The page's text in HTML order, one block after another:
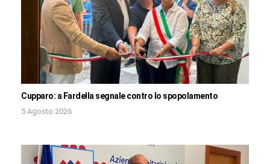
Cupparo: a Fardella segnale contro lo spopolamento
5 Agosto 2026